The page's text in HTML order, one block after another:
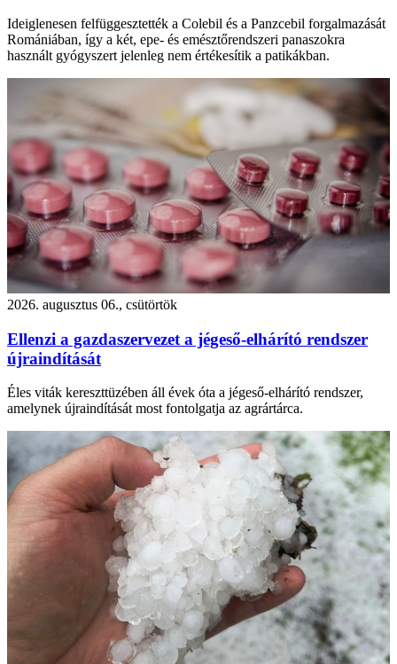
Ideiglenesen felfüggesztették a Colebil és a Panzcebil forgalmazását
Romániában, így a két, epe- és emésztőrendszeri panaszokra
használt gyógyszert jelenleg nem értékesítik a patikákban.
2026. augusztus 06., csütörtök
Ellenzi a gazdaszervezet a jégeső-elhárító rendszer
újraindítását
Éles viták kereszttüzében áll évek óta a jégeső-elhárító rendszer,
amelynek újraindítását most fontolgatja az agrártárca.